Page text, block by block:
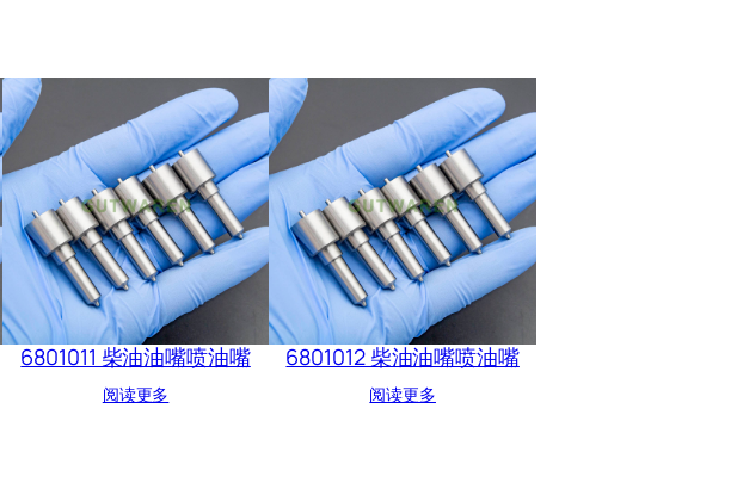
6801011 柴油油嘴喷油嘴
阅读更多
6801012 柴油油嘴喷油嘴
阅读更多